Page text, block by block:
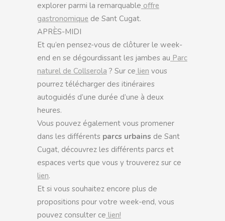
explorer parmi la remarquable offre
gastronomique de Sant Cugat.
APRÈS-MIDI
Et qu’en pensez-vous de clôturer le week-
end en se dégourdissant les jambes au Parc
naturel de Collserola ? Sur ce lien vous
pourrez télécharger des itinéraires
autoguidés d’une durée d’une à deux
heures.
Vous pouvez également vous promener
dans les différents parcs urbains de Sant
Cugat, découvrez les différents parcs et
espaces verts que vous y trouverez sur ce
lien.
Et si vous souhaitez encore plus de
propositions pour votre week-end, vous
pouvez consulter ce lien!